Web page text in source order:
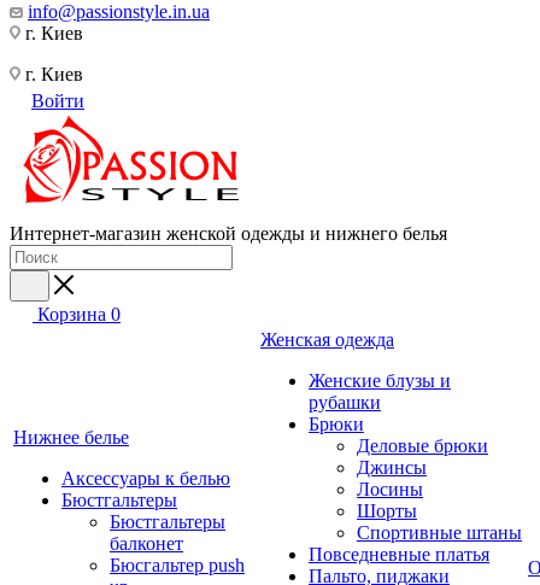
info@passionstyle.in.ua
г. Киев
г. Киев
Войти
Интернет-магазин женской одежды и нижнего белья
Корзина 0
Нижнее белье
Аксессуары к белью
Бюстгальтеры
Бюстгальтеры
балконет
Бюсгальтер push
Женская одежда
Женские блузы и
рубашки
Брюки
Деловые брюки
Джинсы
Лосины
Шорты
Спортивные штаны
Повседневные платья
Пальто, пиджаки